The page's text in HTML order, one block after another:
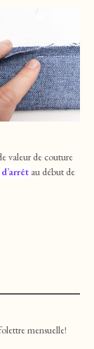
valeur de couture
au début de
mensuelle!